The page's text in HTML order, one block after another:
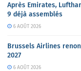
Après Emirates,
9 déjà assemblés
6 AOÛT 2026
Brussels Airlines
2027
6 AOÛT 2026